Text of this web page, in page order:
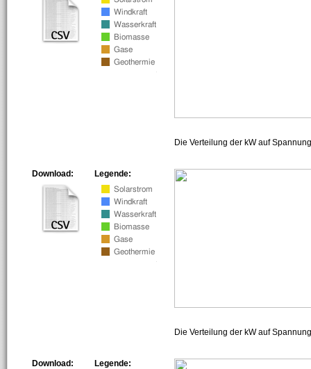
Die Verteilung der kW auf
Legende:
Download:
Die Verteilung der kW auf
Legende:
Download: